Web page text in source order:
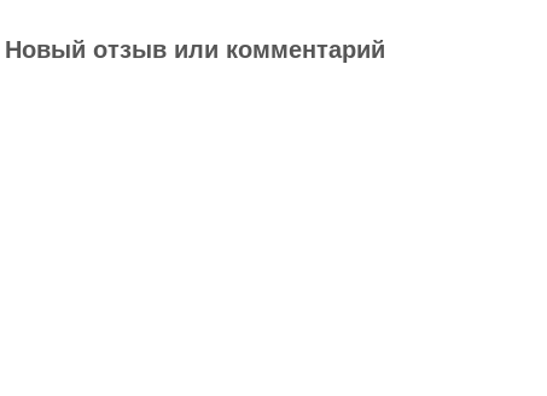
Новый отзыв или комментарий